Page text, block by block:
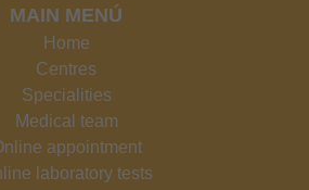
MAIN MENÚ
Home
Centres
Specialities
Medical team
appointment
laboratory tests